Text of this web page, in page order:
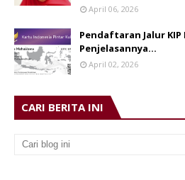
April 06, 2026
Pendaftaran Jalur KIP
Penjelasannya…
April 02, 2026
CARI BERITA INI